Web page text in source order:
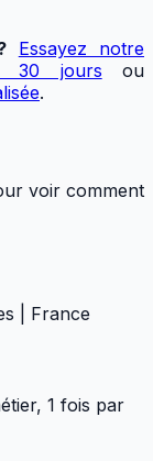
Essayez notre
30 jours ou
.
voir comment
| France
1 fois par